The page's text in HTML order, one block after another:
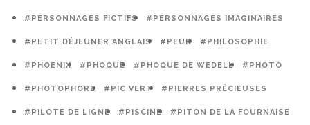
#PERSONNAGES FICTIFS #PERSONNAGES IMAGINAIRES
#PETIT DÉJEUNER ANGLAIS #PEUR #PHILOSOPHIE
#PHOENIX #PHOQUE #PHOQUE DE WEDELL #PHOTO
#PHOTOPHORE #PIC VERT #PIERRES PRÉCIEUSES
#PILOTE DE LIGNE #PISCINE #PITON DE LA FOURNAISE